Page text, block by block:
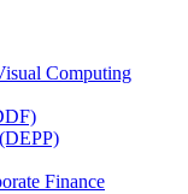
Computing
Finance